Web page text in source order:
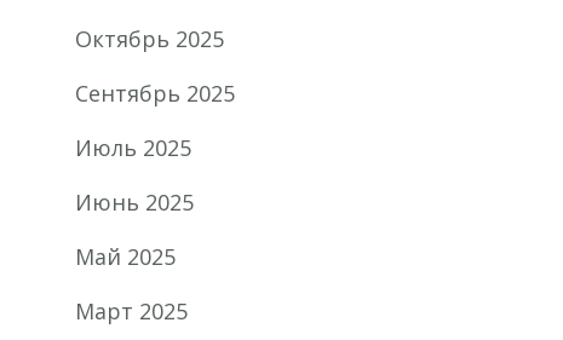
Октябрь 2025
Сентябрь 2025
Июль 2025
Июнь 2025
Май 2025
Март 2025